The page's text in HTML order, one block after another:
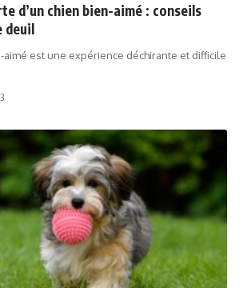
d’un chien bien-aimé : conseils
deuil
aimé est une expérience déchirante et difficile